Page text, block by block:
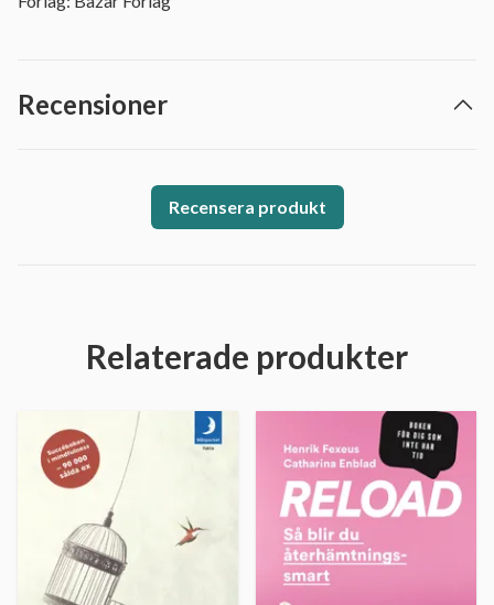
Recensioner
Recensera produkt
Relaterade produkter